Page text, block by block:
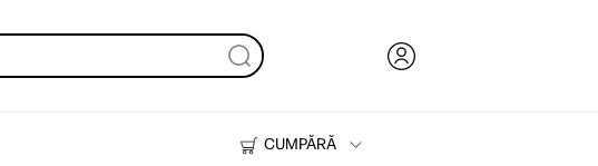
CUMPĂRĂ